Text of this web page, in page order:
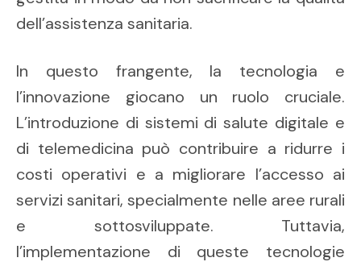
dell’assistenza sanitaria.
In questo frangente, la tecnologia e
l’innovazione giocano un ruolo cruciale.
L’introduzione di sistemi di salute digitale e
di telemedicina può contribuire a ridurre i
costi operativi e a migliorare l’accesso ai
servizi sanitari, specialmente nelle aree rurali
e sottosviluppate. Tuttavia,
l’implementazione di queste tecnologie